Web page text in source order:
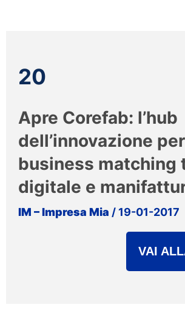
20
Apre Corefab: l’hub
dell’innovazione
business matching
digitale e
IM – Impresa Mia / 19-01-2017
VAI